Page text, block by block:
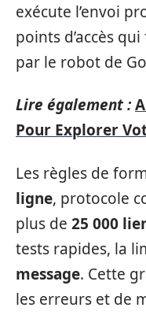
exécute l’envoi
points d’accès
par le robot de
Lire également :
Pour Explorer
Les règles de
ligne, protocole
plus de 25 000
tests rapides, la
message. Cette
les erreurs et de